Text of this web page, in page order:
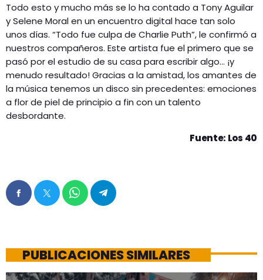
Todo esto y mucho más se lo ha contado a Tony Aguilar
y Selene Moral en un encuentro digital hace tan solo
unos días. “Todo fue culpa de Charlie Puth”, le confirmó a
nuestros compañeros. Este artista fue el primero que se
pasó por el estudio de su casa para escribir algo… ¡y
menudo resultado! Gracias a la amistad, los amantes de
la música tenemos un disco sin precedentes: emociones
a flor de piel de principio a fin con un talento
desbordante.
Fuente: Los 40
PUBLICACIONES SIMILARES